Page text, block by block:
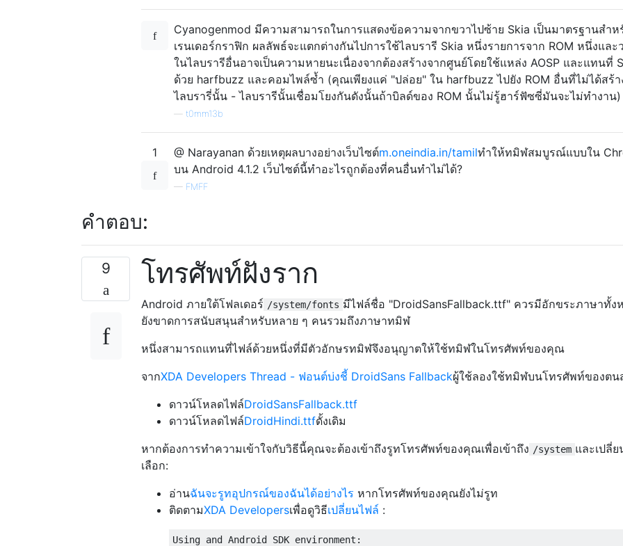
Cyanogenmod มีความสามารถในการแสดงข้อความจากขวาไปซ้าย Skia เป็นมาตรฐานสำห
เรนเดอร์กราฟิก ผลลัพธ์จะแตกต่างกันไปการใช้ไลบรารี Skia หนึ่งรายการจาก ROM หนึ่งและ
ในไลบรารีอื่นอาจเป็นความหายนะเนื่องจากต้องสร้างจากศูนย์โดยใช้แหล่ง AOSP และแทนที่
ด้วย harfbuzz และคอมไพล์ซ้ำ (คุณเพียงแค่ "ปล่อย" ใน harfbuzz ไปยัง ROM อื่นที่ไม่ได้สร้า
ไลบรารี่นั้น - ไลบรารีนั้นเชื่อมโยงกันดังนั้นถ้าบิลด์ของ ROM นั้นไม่รู้ฮาร์ฟัซซี่มันจะไม่ทำงาน)
t0mm13b
1 @ Narayanan ด้วยเหตุผลบางอย่างเว็บไซต์m.oneindia.in/tamilทำให้ทมิฬสมบูรณ์แบบใน
บน Android 4.1.2 เว็บไซต์นี้ทำอะไรถูกต้องที่คนอื่นทำไม่ได้?
— FMFF
คำตอบ:
9 โทรศัพท์ฝังราก
Android ภายใต้โฟลเดอร์ /system/fonts มีไฟล์ชื่อ "DroidSansFallback.ttf" ควรมีอักขระภาษาทั้ง
ยังขาดการสนับสนุนสำหรับหลาย ๆ คนรวมถึงภาษาทมิฬ
หนึ่งสามารถแทนที่ไฟล์ด้วยหนึ่งที่มีตัวอักษรทมิฬจึงอนุญาตให้ใช้ทมิฬในโทรศัพท์ของคุณ
จากXDA Developers Thread - ฟอนต์บ่งชี้ DroidSans Fallbackผู้ใช้ลองใช้ทมิฬบนโทรศัพท์ของตน
ดาวน์โหลดไฟล์DroidSansFallback.ttf
ดาวน์โหลดไฟล์DroidHindi.ttfดั้งเดิม
หากต้องการทำความเข้าใจกับวิธีนี้คุณจะต้องเข้าถึงรูทโทรศัพท์ของคุณเพื่อเข้าถึง /system และเปลี่
เลือก:
อ่านฉันจะรูทอุปกรณ์ของฉันได้อย่างไร หากโทรศัพท์ของคุณยังไม่รูท
ติดตามXDA Developersเพื่อดูวิธีเปลี่ยนไฟล์ :
Using and Android SDK environment: